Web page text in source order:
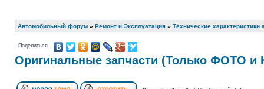
Автомобильный форум » Ремонт и Эксплуатация » Технические характеристики
Поделиться
Оригинальные запчасти (Только ФОТО и